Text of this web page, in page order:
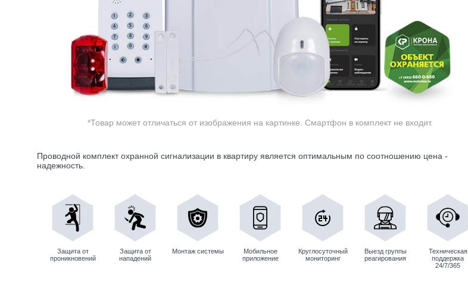
*Товар может отличаться от изображения на картинке. Смартфон в комплект не входит.
Проводной комплект охранной сигнализации в квартиру является оптимальным по соотношению цена -
надежность.
Защита от
проникновений
Защита от
нападений
Монтаж системы
Мобильное
приложение
Круглосуточный
мониторинг
Выезд группы
реагирования
Техническая
поддержка
24/7/365